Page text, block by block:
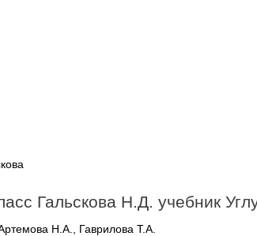
Гальскова Н.Д. учебник
Н.А., Гаврилова Т.А.